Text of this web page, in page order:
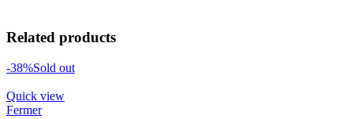
Related products
-38%Sold out
Quick view
Fermer